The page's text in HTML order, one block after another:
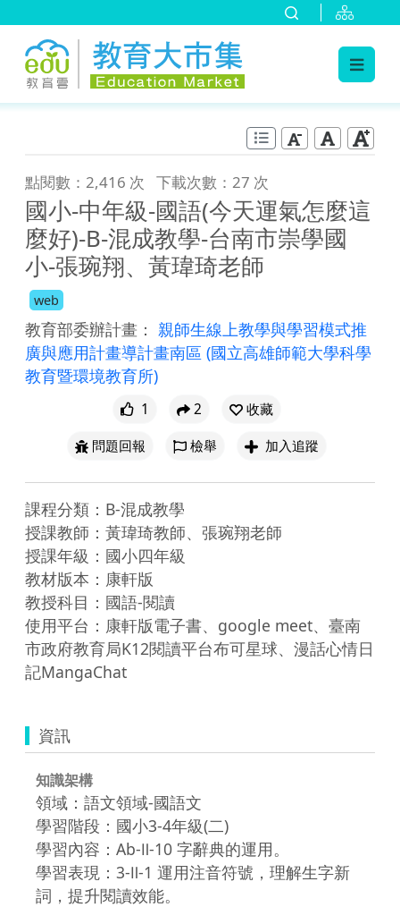
點閱數：2,416 次 下載次數：27 次
國小-中年級-國語(今天運氣怎麼這
麼好)-B-混成教學-台南市崇學國
小-張琬翔、黃瑋琦老師
web
教育部委辦計畫： 親師生線上教學與學習模式推
廣與應用計畫導計畫南區 (國立高雄師範大學科學
教育暨環境教育所)
1 2
收藏
問題回報
檢舉 加入追蹤
課程分類：B-混成教學
授課教師：黃瑋琦教師、張琬翔老師
授課年級：國小四年級
教材版本：康軒版
教授科目：國語-閱讀
使用平台：康軒版電子書、google meet、臺南
市政府教育局K12閱讀平台布可星球、漫話心情日
記MangaChat
資訊
知識架構
領域：語文領域-國語文
學習階段：國小3-4年級(二)
學習內容：Ab-Ⅱ-10 字辭典的運用。
學習表現：3-Ⅱ-1 運用注音符號，理解生字新
詞，提升閱讀效能。